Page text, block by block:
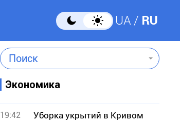
UA RU
Поиск
Экономика
19:42
Уборка укрытий в Кривом